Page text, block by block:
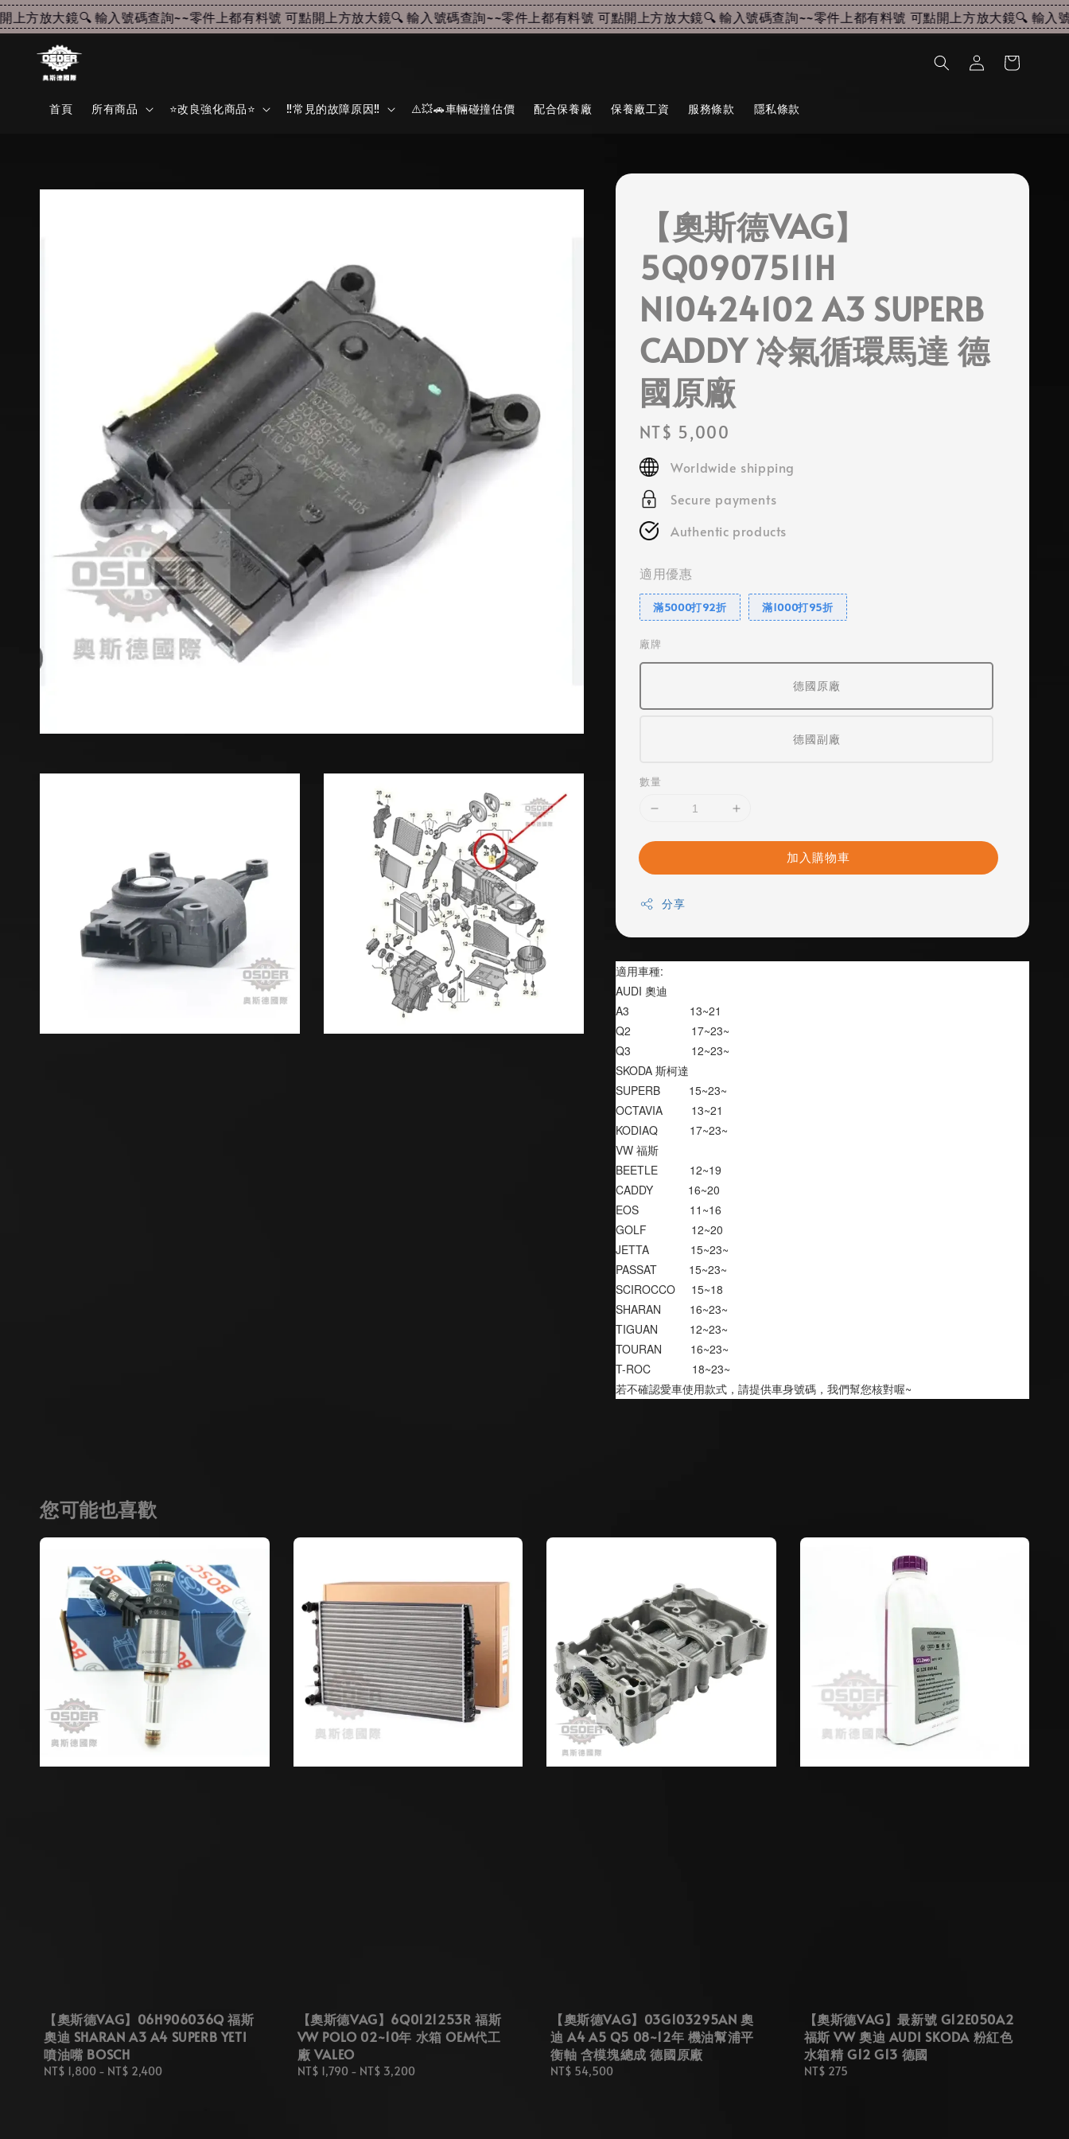
方放大鏡🔍 輸入號碼查詢~~零件上都有料號 可點開上方放大鏡🔍 輸入號碼查詢~~零件上都有料號 可點開上方放大鏡🔍 輸入號碼查詢~~零件上都有料號 可點開上方放大鏡🔍 輸入號
首頁 所有商品 ⭐改良強化商品⭐ ‼️常見的故障原因‼️ ⚠️💥🚗車輛碰撞估價 配合保養廠 保養廠工資 服務條款 隱私條款
【奧斯德VAG】
5Q0907511H
N10424102 A3 SUPERB
CADDY 冷氣循環馬達 德
國原廠
Regular
price
NT$ 5,000
Worldwide shipping
Secure payments
Authentic products
適用優惠
滿5000打92折 滿1000打95折
廠牌
德國原廠
德國副廠
數量
加入購物車
分享
適用車種:
AUDI 奧迪
A3                   13~21
Q2                   17~23~
Q3                   12~23~
SKODA 斯柯達
SUPERB         15~23~
OCTAVIA         13~21
KODIAQ          17~23~
VW 福斯
BEETLE          12~19
CADDY           16~20
EOS                11~16
GOLF              12~20
JETTA             15~23~
PASSAT          15~23~
SCIROCCO     15~18
SHARAN         16~23~
TIGUAN          12~23~
TOURAN         16~23~
T-ROC             18~23~
若不確認愛車使用款式，請提供車身號碼，我們幫您核對喔~
您可能也喜歡
【奧斯德VAG】06H906036Q 福斯
奧迪 SHARAN A3 A4 SUPERB YETI
噴油嘴 BOSCH
Regular
NT$ 1,800 - NT$ 2,400
【奧斯德VAG】6Q0121253R 福斯
VW POLO 02~10年 水箱 OEM代工
廠 VALEO
Regular
NT$ 1,790- NT$ 3,200
【奧斯德VAG】03G103295AN 奧
迪 A4 A5 Q5 08~12年 機油幫浦平
衡軸 含模塊總成 德國原廠
Regular
NT$ 54,500
【奧斯德VAG】最新號 G12E050A2
福斯 VW 奧迪 AUDI SKODA 粉紅色
水箱精 G12 G13 德國
Regular
NT$ 275